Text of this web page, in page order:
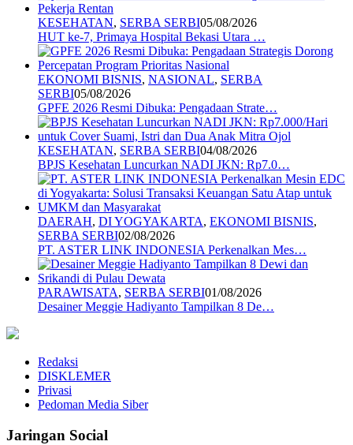
KESEHATAN, SERBA SERBI05/08/2026
HUT ke-7, Primaya Hospital Bekasi Utara …
EKONOMI BISNIS, NASIONAL, SERBA
SERBI05/08/2026
GPFE 2026 Resmi Dibuka: Pengadaan Strate…
KESEHATAN, SERBA SERBI04/08/2026
BPJS Kesehatan Luncurkan NADI JKN: Rp7.0…
DAERAH, DI YOGYAKARTA, EKONOMI BISNIS,
SERBA SERBI02/08/2026
PT. ASTER LINK INDONESIA Perkenalkan Mes…
PARAWISATA, SERBA SERBI01/08/2026
Desainer Meggie Hadiyanto Tampilkan 8 De…
Redaksi
DISKLEMER
Privasi
Pedoman Media Siber
Jaringan Social